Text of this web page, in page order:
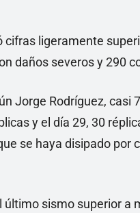
ligeramente
daños severos y 290
Jorge Rodríguez, casi
y el día 29, 30
se haya disipado por
último sismo superior a